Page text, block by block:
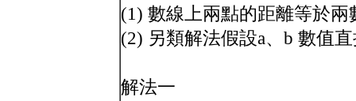
(1) 數線上兩點的距離等於
(2) 另類解法假設a、b 數值
解法一